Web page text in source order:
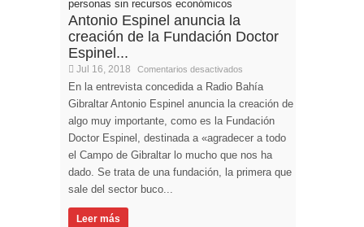
Antonio Espinel anuncia la
creación de la Fundación Doctor
Espinel...
Jul 16, 2018 Comentarios desactivados
En la entrevista concedida a Radio Bahía
Gibraltar Antonio Espinel anuncia la creación de
algo muy importante, como es la Fundación
Doctor Espinel, destinada a «agradecer a todo
el Campo de Gibraltar lo mucho que nos ha
dado. Se trata de una fundación, la primera que
sale del sector buco...
Leer más